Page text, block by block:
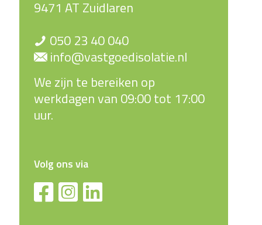
9471 AT Zuidlaren
050 23 40 040
info@vastgoedisolatie.nl
We zijn te bereiken op
werkdagen van 09:00 tot 17:00
uur.
Volg ons via